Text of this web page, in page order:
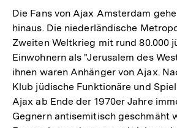
Die Fans von Ajax Amsterdam
hinaus. Die niederländische
Zweiten Weltkrieg mit rund 80.000
Einwohnern als "Jerusalem des
ihnen waren Anhänger von Ajax.
Klub jüdische Funktionäre und
Ajax ab Ende der 1970er Jahre
Gegnern antisemitisch geschmäht